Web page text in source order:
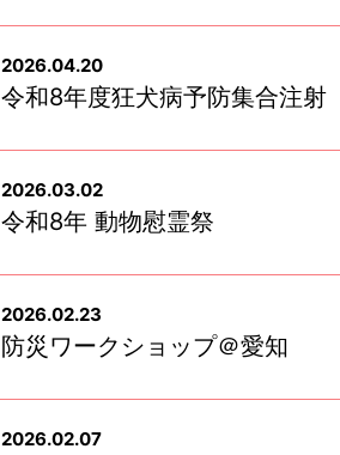
2026.04.20
令和8年度狂犬病予防集合注射
2026.03.02
令和8年 動物慰霊祭
2026.02.23
防災ワークショップ＠愛知
2026.02.07